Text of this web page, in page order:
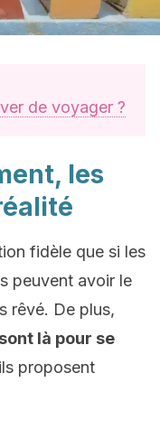
de voyager ?
les
fidèle que si les
peuvent avoir le
rêvé. De plus,
sont là pour se
proposent